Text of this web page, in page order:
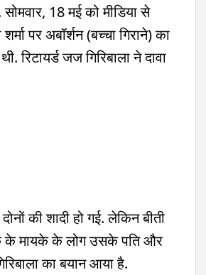
18 मई को मीडिया से
पर अबॉर्शन (बच्चा गिराने) का
रिटायर्ड जज गिरिबाला ने दावा
की शादी हो गई. लेकिन बीती
के मायके के लोग उसके पति और
का बयान आया है.